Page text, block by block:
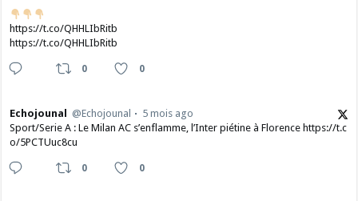
https://t.co/QHHLIbRitb
https://t.co/QHHLIbRitb
0 0
Echojounal @Echojounal
5 mois ago
Sport/Serie A : Le Milan AC s’enflamme, l’Inter piétine à Florence https://t.c
o/5PCTUuc8cu
0 0